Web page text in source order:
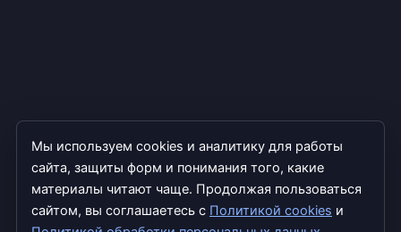
Мы используем cookies и аналитику для работы
сайта, защиты форм и понимания того, какие
материалы читают чаще. Продолжая пользоваться
сайтом, вы соглашаетесь с Политикой cookies и